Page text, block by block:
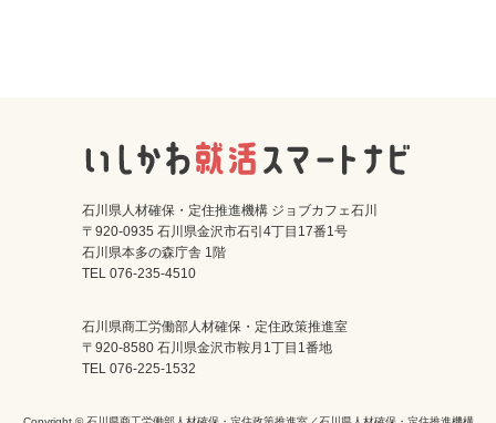
石川県人材確保・定住推進機構 ジョブカフェ石川
〒920-0935 石川県金沢市石引4丁目17番1号
石川県本多の森庁舎 1階
TEL 076-235-4510
石川県商工労働部人材確保・定住政策推進室
〒920-8580 石川県金沢市鞍月1丁目1番地
TEL 076-225-1532